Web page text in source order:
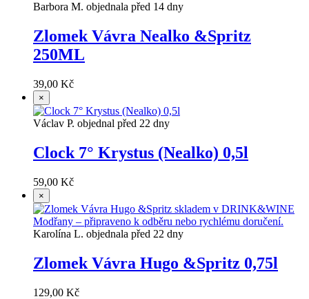
Barbora M. objednala před 14 dny
Zlomek Vávra Nealko &Spritz
250ML
39,00 Kč
×
Václav P. objednal před 22 dny
Clock 7° Krystus (Nealko) 0,5l
59,00 Kč
×
Karolína L. objednala před 22 dny
Zlomek Vávra Hugo &Spritz 0,75l
129,00 Kč